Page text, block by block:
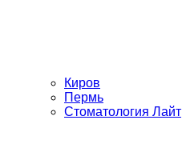
Киров
Пермь
Стоматология Лайт